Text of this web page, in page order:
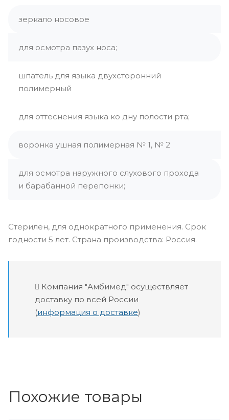
зеркало носовое
для осмотра пазух носа;
шпатель для языка двухсторонний
полимерный
для оттеснения языка ко дну полости рта;
воронка ушная полимерная № 1, № 2
для осмотра наружного слухового прохода
и барабанной перепонки;
Стерилен, для однократного применения. Срок
годности 5 лет. Страна производства: Россия.
Компания "Амбимед" осуществляет
доставку по всей России
(информация о доставке)
Похожие товары